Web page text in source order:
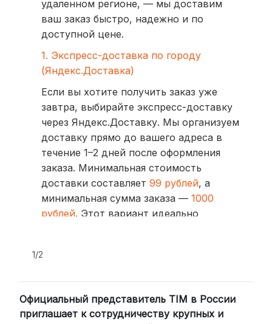
удаленном регионе, — мы доставим
ваш заказ быстро, надежно и по
доступной цене.
1. Экспресс-доставка по городу
(Яндекс.Доставка)
Если вы хотите получить заказ уже
завтра, выбирайте экспресс-доставку
через Яндекс.Доставку. Мы организуем
доставку прямо до вашего адреса в
течение 1–2 дней после оформления
заказа. Минимальная стоимость
доставки составляет 99 рублей, а
минимальная сумма заказа — 1000
рублей. Этот вариант идеально
компании (СДЭК, BoxBerry, DPD)
Для клиентов из других регионов
России мы сотрудничаем с
1/2
Официальный представитель TIM в России
приглашает к сотрудничеству крупных и